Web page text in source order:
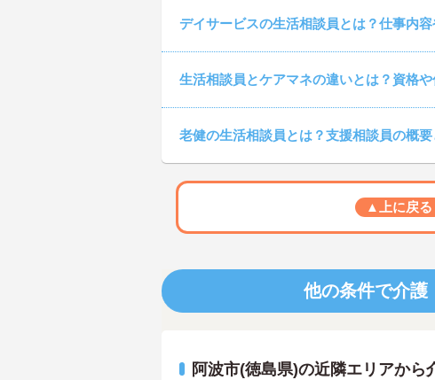
デイサービスの生活相談員とは？仕事内
生活相談員とケアマネの違いとは？資格
老健の生活相談員とは？支援相談員の概
▲上に戻る
他の条件で介護
阿波市(徳島県)の近隣エリアから